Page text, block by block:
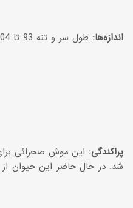
اندازه‌ها:
پراکندگی: این موش صحرائی
شد. در حال حاضر این حیوان از